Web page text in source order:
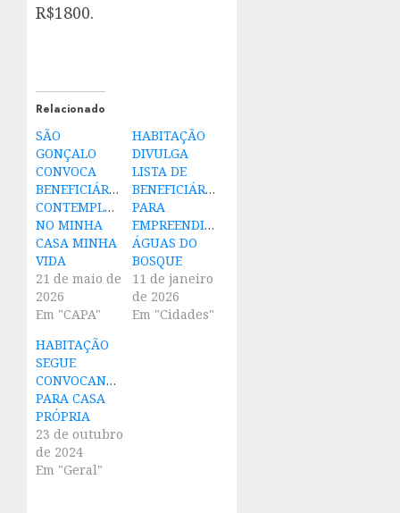
R$1800.
Relacionado
SÃO
GONÇALO
CONVOCA
BENEFICIÁRIOS
CONTEMPLADOS
NO MINHA
CASA MINHA
VIDA
21 de maio de
2026
Em "CAPA"
HABITAÇÃO
DIVULGA
LISTA DE
BENEFICIÁRIOS
PARA
EMPREENDIMENTO
ÁGUAS DO
BOSQUE
11 de janeiro
de 2026
Em "Cidades"
HABITAÇÃO
SEGUE
CONVOCANDO
PARA CASA
PRÓPRIA
23 de outubro
de 2024
Em "Geral"